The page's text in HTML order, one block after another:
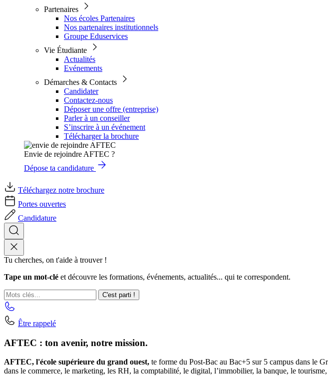
Partenaires
Nos écoles Partenaires
Nos partenaires institutionnels
Groupe Eduservices
Vie Étudiante
Actualités
Evénements
Démarches & Contacts
Candidater
Contactez-nous
Déposer une offre (entreprise)
Parler à un conseiller
S’inscrire à un événement
Télécharger la brochure
Envie de rejoindre AFTEC ?
Dépose ta candidature
Téléchargez notre brochure
Portes ouvertes
Candidature
Tu cherches, on t'aide à trouver !
Tape un mot-clé et découvre les formations, événements, actualités... qui te correspondent.
C'est parti !
Être rappelé
AFTEC : ton avenir, notre mission.
AFTEC, l'école supérieure du grand ouest, te forme du Post-Bac au Bac+5 sur 5 campus dans le
dans le commerce, le marketing, les RH, la comptabilité, le digital, l’immobilier, la banque, le